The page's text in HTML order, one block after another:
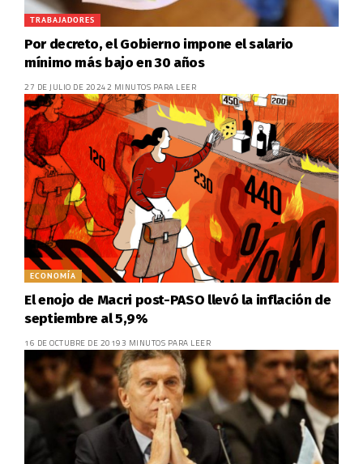
TRABAJADORES
Por decreto, el Gobierno impone el salario
mínimo más bajo en 30 años
27 DE JULIO DE 20242 MINUTOS PARA LEER
ECONOMÍA
El enojo de Macri post-PASO llevó la inflación de
septiembre al 5,9%
16 DE OCTUBRE DE 2019 3 MINUTOS PARA LEER